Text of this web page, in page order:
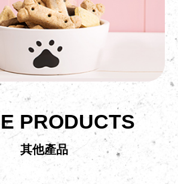
PRODUCTS
其他產品